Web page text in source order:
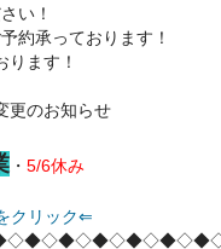
い！
約承っております！
ります！
更のお知らせ
・ 5/6休み
クリック⇐